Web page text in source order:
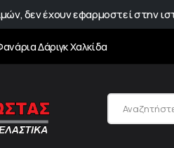
δεν έχουν εφαρμοστεί στην
Δάριγκ Χαλκίδα